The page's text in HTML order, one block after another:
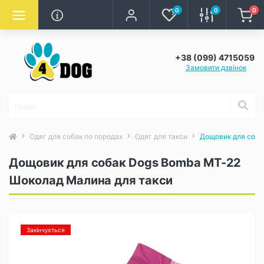
0 0 0
+38 (099) 4715059
Замовити дзвінок
Одяг для собак по породах Одяг для такси Дощовик для
Дощовик для собак Dogs Bomba MT-22
Шоколад Малина для такси
Закінчується